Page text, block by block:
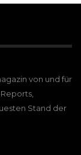
von und für
Stand der